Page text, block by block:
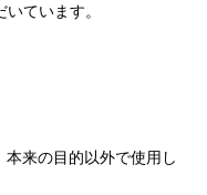
ています。
来の目的以外で使用し